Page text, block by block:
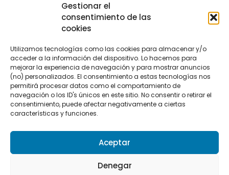
Gestionar el
consentimiento de las
cookies
Utilizamos tecnologías como las cookies para almacenar y/o
acceder a la información del dispositivo. Lo hacemos para
mejorar la experiencia de navegación y para mostrar anuncios
(no) personalizados. El consentimiento a estas tecnologías nos
permitirá procesar datos como el comportamiento de
navegación o los ID's únicos en este sitio. No consentir o retirar el
consentimiento, puede afectar negativamente a ciertas
características y funciones.
Aceptar
Denegar
CONTACTO
+34 662 342 177
info@vkssport.com
SÍGUENOS
Política de privacidad
Política de cookies